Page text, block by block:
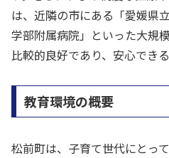
は、近隣の市にある「愛媛県
学部附属病院」といった大規
比較的良好であり、安心でき
教育環境の概要
松前町は、子育て世代にとっ